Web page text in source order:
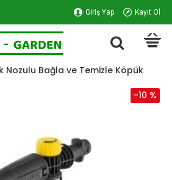
Giriş Yap Kayıt Ol
Nozulu Bağla ve Temizle Köpük
-10 %